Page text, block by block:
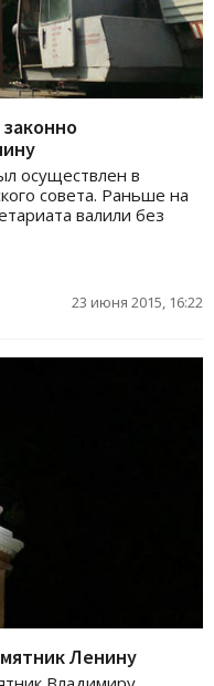
осуществлен в
совета. Раньше на
валили без
23 июня 2015, 16:22
Ленину